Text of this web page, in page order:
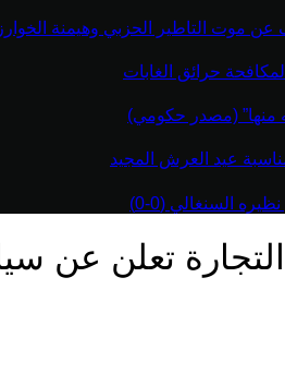
موت التاطير الحزبي وهيمنة
حرائق الغابات
منها” (مصدر حكومي)
عيد العرش المجيد
السنغالي (0-0)
تعلن عن